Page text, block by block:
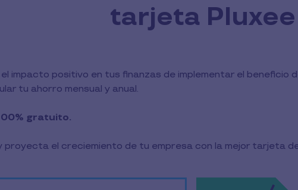
tarjeta Pluxee
impacto positivo en tus finanzas de implementar el beneficio
tu ahorro mensual y anual.
gratuito.
proyecta el creciemiento de tu empresa con la mejor tarjeta
tus datos para conocer más de los beneficios laborales acorde